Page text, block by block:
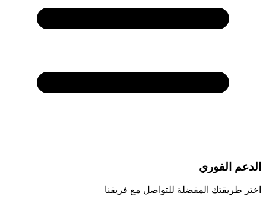
الدعم الفوري
اختر طريقتك المفضلة للتواصل مع فريقنا